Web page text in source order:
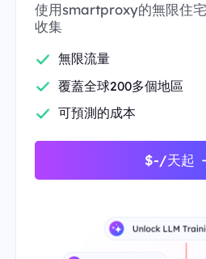
使用smartproxy的無限住
收集
無限流量
覆蓋全球200多個地區
可預測的成本
$-/天起